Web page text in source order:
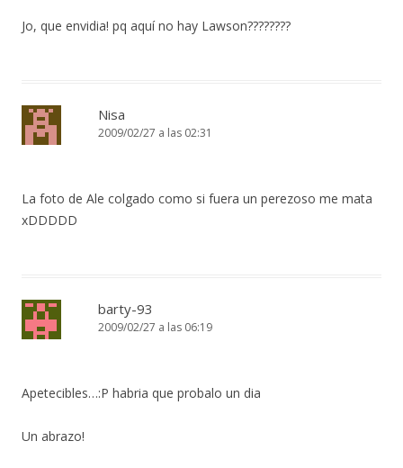
Jo, que envidia! pq aquí no hay Lawson????????
Nisa
2009/02/27 a las 02:31
La foto de Ale colgado como si fuera un perezoso me mata
xDDDDD
barty-93
2009/02/27 a las 06:19
Apetecibles…:P habria que probalo un dia
Un abrazo!